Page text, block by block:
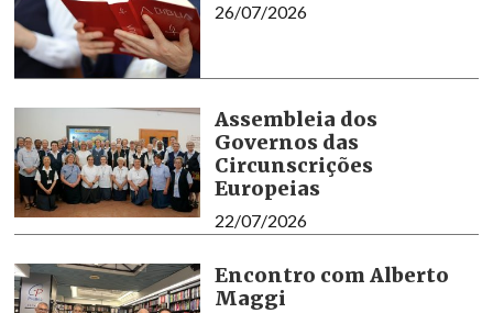
26/07/2026
Assembleia dos
Governos das
Circunscrições
Europeias
22/07/2026
Encontro com Alberto
Maggi